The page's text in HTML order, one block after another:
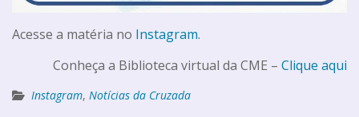
Acesse a matéria no Instagram.
Conheça a Biblioteca virtual da CME – Clique aqui
Instagram, Notícias da Cruzada